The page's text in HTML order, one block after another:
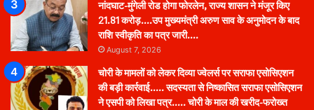
नांदघाट-मुंगेली रोड होगा फोरलेन, राज्य शासन ने मंजूर किए
21.81 करोड़….उप मुख्यमंत्री अरुण साव के अनुमोदन के बाद
राशि स्वीकृति का पत्र जारी….
August 7, 2026
चोरी के मामलों को लेकर दिव्या ज्वेलर्स पर सराफा एसोसिएशन
की बड़ी कार्रवाई….. सदस्यता से निष्कासित सराफा एसोसिएशन
ने एसपी को लिखा पत्र….. चोरी के माल की खरीद-फरोख्त